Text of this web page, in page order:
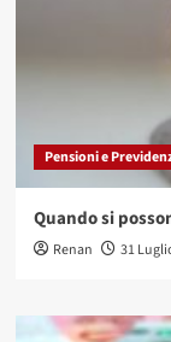
Pensioni e
Quando si
Renan 31